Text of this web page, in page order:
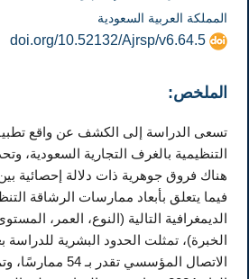
المملكة العربية السعودية
doi.org/10.52132/Ajrsp/v6.64.5
الملخص:
تسعى الدراسة إلى الكشف عن واقع
التنظيمية بالغرف التجارية السعودية،
هناك فروق جوهرية ذات دلالة إحصائية
فيما يتعلق بأبعاد ممارسات الرشاقة
الديمغرافية التالية (النوع، العمر،
الخبرة)، تمثلت الحدود البشرية
الاتصال المؤسسي